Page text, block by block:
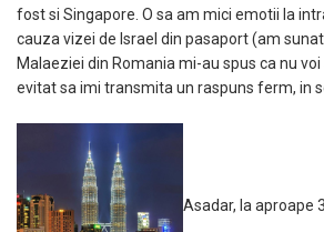
fost si Singapore. O sa am mici emotii la
cauza vizei de Israel din pasaport (am
Malaeziei din Romania mi-au spus ca nu
evitat sa imi transmita un raspuns ferm, in
Asadar, la aproape